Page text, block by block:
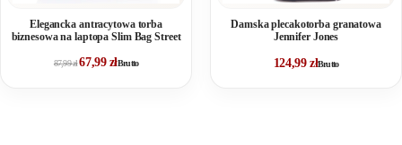
Elegancka antracytowa torba
biznesowa na laptopa Slim Bag Street
87,99zł67,99 złBrutto
Damska plecakotorba granatowa
Jennifer Jones
124,99 złBrutto